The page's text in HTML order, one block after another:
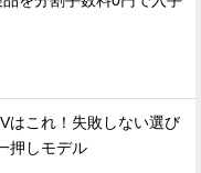
はこれ！失敗しない選び
押しモデル